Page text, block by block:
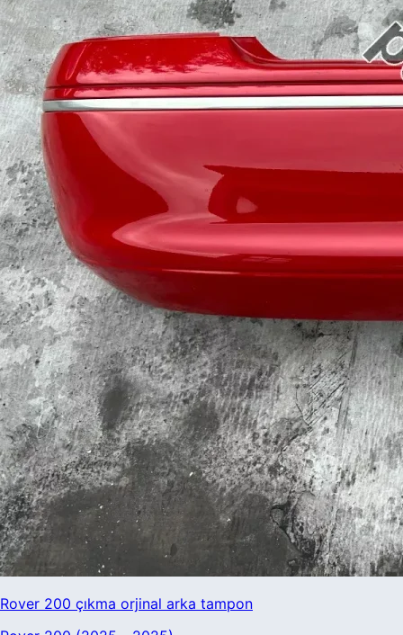
Seat
Skoda
Smart
SsangYong
Subaru
Suzuki
Tata
Tesla
Tofaş
TOGG
Toyota
Volkswagen
Volta
Volvo
Rover 200 çıkma orjinal arka tampon